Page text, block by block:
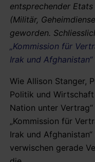
entsprechender
(Militär,
geworden.
„Kommission für
Irak und Afghanistan“
Wie Allison Stanger,
Politik und Wirtschaft
Nation unter
„Kommission für
Irak und
verwischen gerade